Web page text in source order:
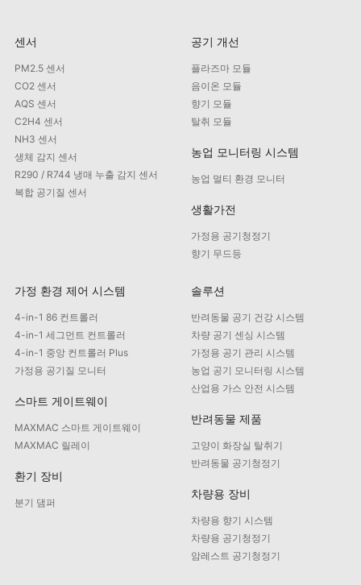
센서
PM2.5 센서
CO2 센서
AQS 센서
C2H4 센서
NH3 센서
생체 감지 센서
R290 / R744 냉매 누출 감지 센서
복합 공기질 센서
공기 개선
플라즈마 모듈
음이온 모듈
향기 모듈
탈취 모듈
농업 모니터링 시스템
농업 멀티 환경 모니터
생활가전
가정용 공기청정기
향기 무드등
가정 환경 제어 시스템
4-in-1 86 컨트롤러
4-in-1 세그먼트 컨트롤러
4-in-1 중앙 컨트롤러 Plus
가정용 공기질 모니터
스마트 게이트웨이
MAXMAC 스마트 게이트웨이
MAXMAC 릴레이
환기 장비
분기 댐퍼
솔루션
반려동물 공기 건강 시스템
차량 공기 센싱 시스템
가정용 공기 관리 시스템
농업 공기 모니터링 시스템
산업용 가스 안전 시스템
반려동물 제품
고양이 화장실 탈취기
반려동물 공기청정기
차량용 장비
차량용 향기 시스템
차량용 공기청정기
암레스트 공기청정기